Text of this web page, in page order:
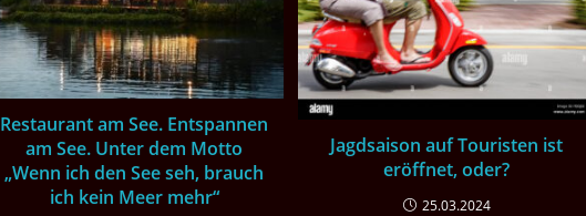
Restaurant am See. Entspannen
am See. Unter dem Motto
„Wenn ich den See seh, brauch
ich kein Meer mehr“
Jagdsaison auf Touristen ist
eröffnet, oder?
25.03.2024